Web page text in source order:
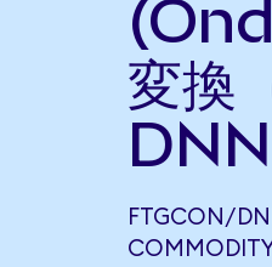
変換
FTGCON/